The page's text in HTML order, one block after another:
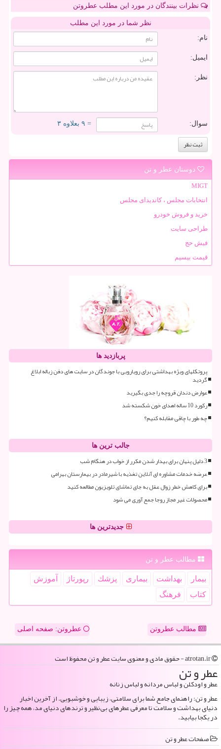
نظرات بینندگان در مورد این مطلب عطروتن
نظر شما در مورد این مطلب
نام:
ایمیل:
نظر:
سوال: = ۹ بعلاوه ۳
دوستان عطر و تن
MIGT
انتخابات مجلس ، کاندیدای مجلس
خرید و فروش خودرو
طراحی سایت
فیش حج
قیمت بیسیم
پربازدید ها
پروتکلهای ویژه بهداشتی برای رویارویی با جوندگان در سایت های دفن زباله ابلاغ
گردید
عوارض دندان قروچه را جدی بگیرید
رکورد 10 ساله اهدای خون شکسته شد
چه طور با چاقی مقابله کنیم؟
جالب ترین ها
3 دلیل پنهان برای بیدار شدن مکرر از خواب در هنگام شب
عرضه خدمات مشاوره ای آنلاین تغذیه با شیرمادر در بیمارستان بهرامی
برای کاهش خطر زوال عقل به جای تماشای تلویزیون مطالعه کنید
محصولات غیر مجاز روجا جمع آوری می شود
جدیدترین ها
مطالب عطر و تن
بیمار بهداشت بیماری پزشك رپورتاژ
آموزش
كتاب
فرهنگ
مطالب عطروتن عطروتن: صفحه اصلی
عطر و تن
عطر و اودکلن و لباس مردانه و لباس زنانه
عطر و تن: راهنمای جامع شما برای سلامتی، زیبایی و خوشبویی. از آخرین اخبار
دنیای بهداشت و سلامت تا معرفی عطرهای بی‌نظیر و ترندهای دنیای مد، همه چیز را
در یکجا بیابید.
صفحات عطر و تن